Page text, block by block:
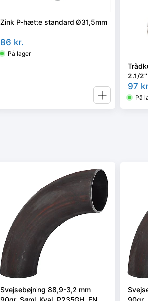
Zink P-hætte standard Ø31,5mm
86 kr.
På lager
2.1/2''
97
På
Svejsebøjning 88,9-3,2 mm
90gr. Søml. Kval. P235GH, EN
90gr.